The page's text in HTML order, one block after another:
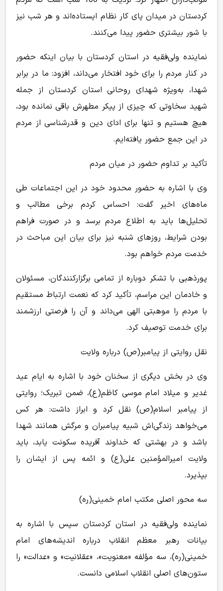
کردستان در میدان پای کار نظام ایستاده‌اند و هر شب نیز
با شور بیشتری حضور پیدا می‌کنند.
نماینده ولی‌فقیه در استان کردستان با بیان اینکه حضور
در کنار مردم را برای خود افتخار می‌داند، افزود: ما در برابر
شهدا، به‌ویژه شهدای روحانی استان کردستان از جمله
شهید سخاوتی که چیزی از پیکر مطهرش باقی نمانده بود،
هیچ هستیم و تنها برای ادای دین و قدرشناسی از مردم
در این جمع حضور یافته‌ایم.
تأکید بر تداوم حضور در میان مردم
وی با اشاره به حضور محدود خود در این اجتماعات طی
ماه‌های اخیر گفت: احساس کردم برخی مطالب و
تحلیل‌ها باید به اطلاع مردم برسد و در صورت فراهم
بودن شرایط، روزهای شنبه نیز برای بیان این مباحث در
خدمت مردم خواهم بود.
پورذهبی با تشکر دوباره از تمامی برگزارکنندگان، مسئولان
و خادمان این مراسم، تأکید کرد که نعمت ارتباط مستقیم
با مردم را موهبتی الهی می‌داند و آن را فرصتی ارزشمند
برای خدمت توصیف کرد.
نقل روایتی از پیامبر(ص) درباره ولایت
وی در بخش دیگری از سخنان خود با اشاره به ایام عید
غدیر و میلاد امام موسی کاظم(ع)، ضمن تبریک؛ روایتی
از پیامبر اسلام(ص) نقل کرد و ابراز داشت: هر کس
می‌خواهد زندگی‌اش شبیه پیامبران و مرگش همانند شهدا
باشد و در بهشتی که خداوند آفریده سکونت یابد، باید
ولایت امیرالمؤمنین علی(ع) و ائمه پس از ایشان را
بپذیرد.
سه محور اصلی مکتب امام خمینی(ره)
نماینده ولی‌فقیه در استان کردستان سپس با اشاره به
بیانات رهبر معظم انقلاب درباره اندیشه‌های امام
خمینی(ره)، سه مؤلفه «معنویت»، «عقلانیت» و «عدالت» را
ستون‌های اصلی انقلاب اسلامی دانست.